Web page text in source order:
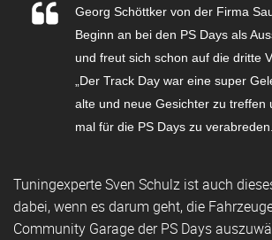
Georg Schöttker von der Firma
Beginn an bei den PS Days als
und freut sich schon auf die dritte
„Der Track Day war eine super
alte und neue Gesichter zu treffen
mal für die PS Days zu
Tuningexperte Sven Schulz ist auch
dabei, wenn es darum geht, die
Community Garage der PS Days